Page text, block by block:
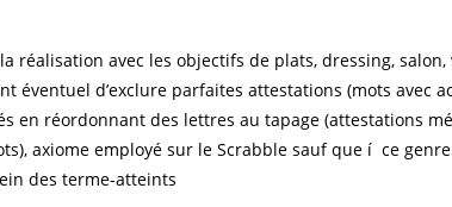
avec les objectifs de plats, dressing,
d’exclure parfaites attestations (mots avec
en réordonnant des lettres au tapage (attestations
axiome employé sur le Scrabble sauf que í ce
des terme-atteints